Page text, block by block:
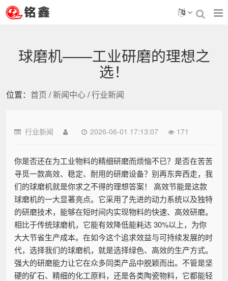
球磨机——工业研磨的理想之
选！
位置： 首页 /新闻中心/行业新闻
行业新闻 2026-06-01 17:13:07 171
你是否还在为工业物料的精细研磨而烦恼不已？是否在苦苦
寻觅一款高效、稳定、耐用的研磨设备？别再东奔西走，我
们的球磨机就是你求之不得的理想答案！ 高效节能是这款
球磨机的一大显著亮点。它采用了先进的动力系统以及独特
的研磨技术，能够在短时间内实现物料的快速、高效研磨。
相比于传统球磨机，它能有效降低能耗达 30%以上，为你
大大节省生产成本。在如今这个追求效益与可持续发展的时
代，选择我们的球磨机，就是选择绿色、高效的生产方式。
强大的研磨能力让它在众多同类产品中脱颖而出。不管是坚
硬的矿石、精细的化工原料，还是各类陶瓷物料，它都能轻